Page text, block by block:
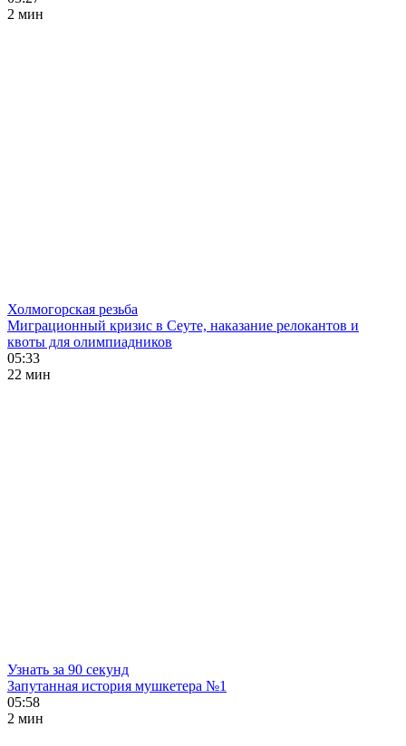
2 мин
Холмогорская резьба
Миграционный кризис в Сеуте, наказание релокантов и
квоты для олимпиадников
05:33
22 мин
Узнать за 90 секунд
Запутанная история мушкетера №1
05:58
2 мин